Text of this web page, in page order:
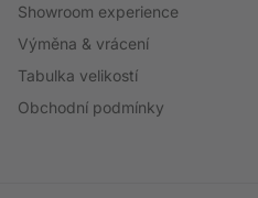
Showroom experience
Výměna & vrácení
Tabulka velikostí
Obchodní podmínky